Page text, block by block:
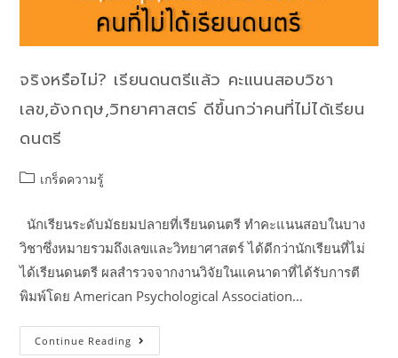
จริงหรือไม่? เรียนดนตรีแล้ว คะแนนสอบวิชา
เลข,อังกฤษ,วิทยาศาสตร์ ดีขึ้นกว่าคนที่ไม่ได้เรียน
ดนตรี
เกร็ดความรู้
นักเรียนระดับมัธยมปลายที่เรียนดนตรี ทำคะแนนสอบในบาง
วิชาซึ่งหมายรวมถึงเลขและวิทยาศาสตร์ ได้ดีกว่านักเรียนที่ไม่
ได้เรียนดนตรี ผลสำรวจจากงานวิจัยในแคนาดาที่ได้รับการตี
พิมพ์โดย American Psychological Association…
Continue Reading